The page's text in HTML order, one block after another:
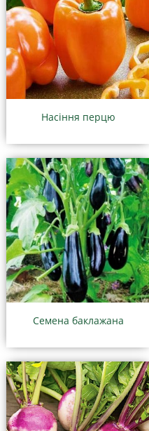
Насіння перцю
Семена баклажана